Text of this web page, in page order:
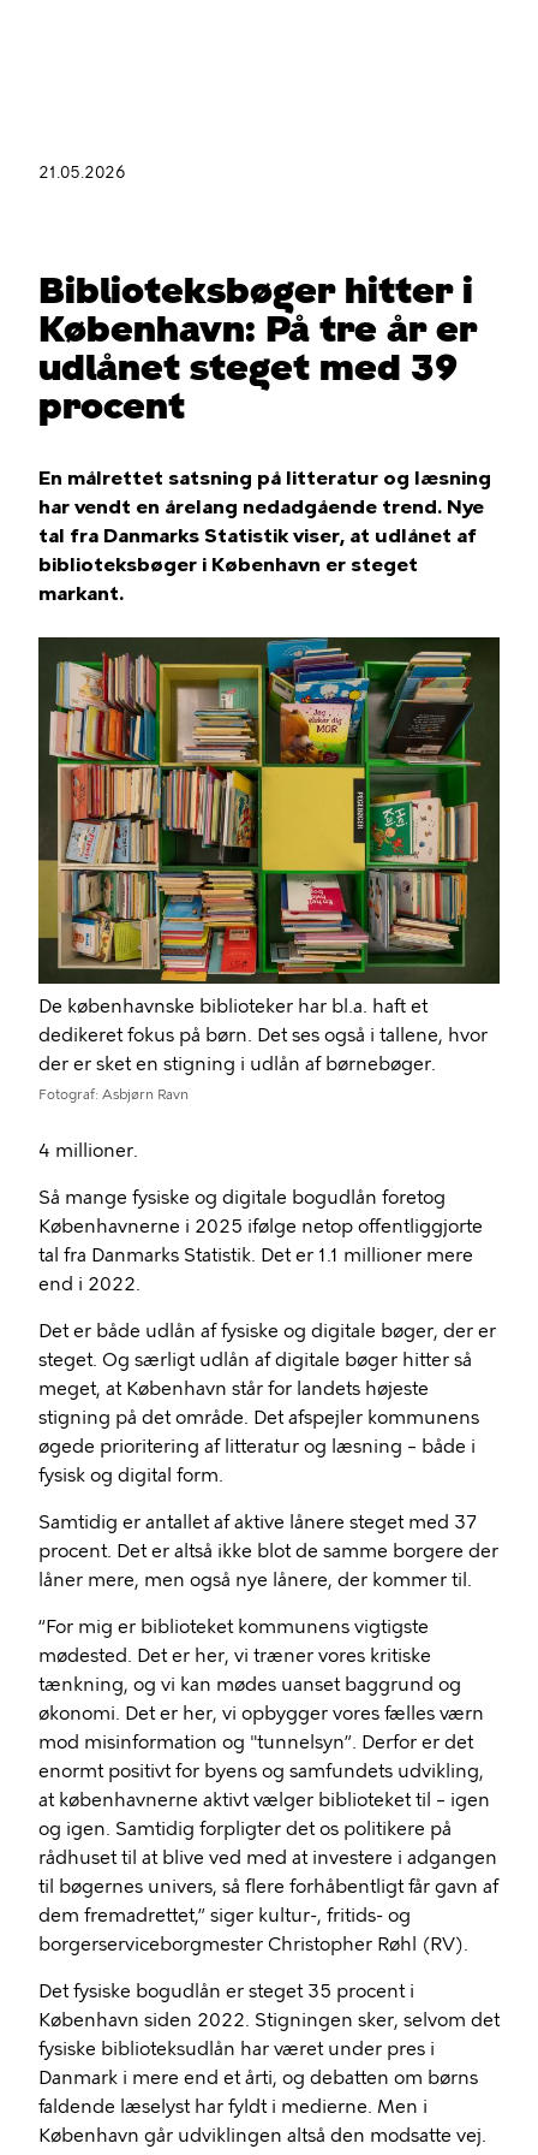
her
21.05.2026
Biblioteksbøger hitter i
København: På tre år er
udlånet steget med 39
procent
En målrettet satsning på litteratur og læsning
har vendt en årelang nedadgående trend. Nye
tal fra Danmarks Statistik viser, at udlånet af
biblioteksbøger i København er steget
markant.
De københavnske biblioteker har bl.a. haft et
dedikeret fokus på børn. Det ses også i tallene, hvor
der er sket en stigning i udlån af børnebøger.
Fotograf Asbjørn Ravn
4 millioner.
Så mange fysiske og digitale bogudlån foretog
Københavnerne i 2025 ifølge netop offentliggjorte
tal fra Danmarks Statistik. Det er 1.1 millioner mere
end i 2022.
Det er både udlån af fysiske og digitale bøger, der er
steget. Og særligt udlån af digitale bøger hitter så
meget, at København står for landets højeste
stigning på det område. Det afspejler kommunens
øgede prioritering af litteratur og læsning – både i
fysisk og digital form.
Samtidig er antallet af aktive lånere steget med 37
procent. Det er altså ikke blot de samme borgere der
låner mere, men også nye lånere, der kommer til.
“For mig er biblioteket kommunens vigtigste
mødested. Det er her, vi træner vores kritiske
tænkning, og vi kan mødes uanset baggrund og
økonomi. Det er her, vi opbygger vores fælles værn
mod misinformation og "tunnelsyn”. Derfor er det
enormt positivt for byens og samfundets udvikling,
at københavnerne aktivt vælger biblioteket til – igen
og igen. Samtidig forpligter det os politikere på
rådhuset til at blive ved med at investere i adgangen
til bøgernes univers, så flere forhåbentligt får gavn af
dem fremadrettet,” siger kultur-, fritids- og
borgerserviceborgmester Christopher Røhl (RV).
Det fysiske bogudlån er steget 35 procent i
København siden 2022. Stigningen sker, selvom det
fysiske biblioteksudlån har været under pres i
Danmark i mere end et årti, og debatten om børns
faldende læselyst har fyldt i medierne. Men i
København går udviklingen altså den modsatte vej.